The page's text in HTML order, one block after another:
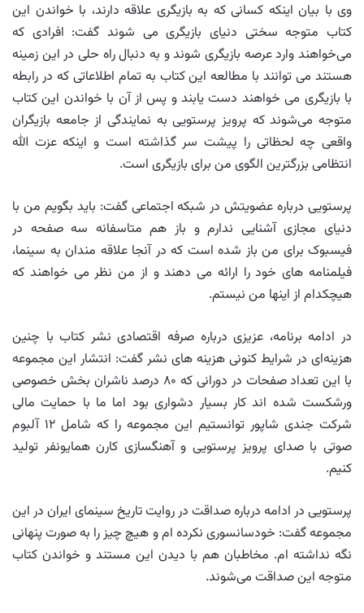
وی با بیان اینکه کسانی که به بازیگری علاقه دارند، با خواندن این
کتاب متوجه سختی دنیای بازیگری می شوند گفت: افرادی که
می‌خواهند وارد عرصه بازیگری شوند و به دنبال راه حلی در این زمینه
هستند می توانند با مطالعه این کتاب به تمام اطلاعاتی که در رابطه
با بازیگری می خواهند دست یابند و پس از آن با خواندن این کتاب
متوجه می‌شوند که پرویز پرستویی به نمایندگی از جامعه بازیگران
واقعی چه لحظاتی را پیشت سر گذاشته است و اینکه عزت الله
انتظامی بزرگترین الگوی من برای بازیگری است.
پرستویی درباره عضویتش در شبکه اجتماعی گفت: باید بگویم من با
دنیای مجازی آشنایی ندارم و باز هم متاسفانه سه صفحه در
فیسبوک برای من باز شده است که در آنجا علاقه مندان به سینما،
فیلمنامه های خود را ارائه می دهند و از من نظر می خواهند که
هیچکدام از اینها من نیستم.
در ادامه برنامه، عزیزی درباره صرفه اقتصادی نشر کتاب با چنین
هزینه‌ای در شرایط کنونی هزینه های نشر گفت: انتشار این مجموعه
با این تعداد صفحات در دورانی که ۸۰ درصد ناشران بخش خصوصی
ورشکست شده اند کار بسیار دشواری بود اما ما با حمایت مالی
شرکت جندی شاپور توانستیم این مجموعه را که شامل ۱۲ آلبوم
صوتی با صدای پرویز پرستویی و آهنگسازی کارن همایونفر تولید
کنیم.
پرستویی در ادامه درباره صداقت در روایت تاریخ سینمای ایران در این
مجموعه گفت: خودسانسوری نکرده ام و هیچ چیز را به صورت پنهانی
نگه نداشته ام. مخاطبان هم با دیدن این مستند و خواندن کتاب
متوجه این صداقت می‌شوند.